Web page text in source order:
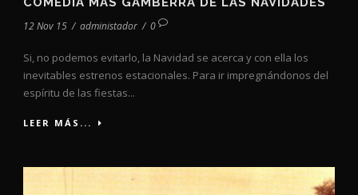
12 Nov 15 / administador / 0
Si, no podemos evitarlo, la Navidad se acerca y con ella los
inevitables estrenos estacionales. Para ir impregnándonos del
espíritu de las fiestas...
LEER MÁS...